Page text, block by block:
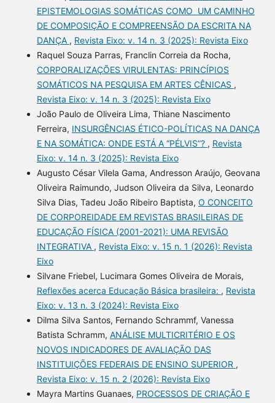
EPISTEMOLOGIAS SOMÁTICAS COMO UM CAMINHO
DE COMPOSIÇÃO E COMPREENSÃO DA ESCRITA NA
DANÇA , Revista Eixo: v. 14 n. 3 (2025): Revista Eixo
Raquel Souza Parras, Franclin Correia da Rocha,
CORPORALIZAÇÕES VIRULENTAS: PRINCÍPIOS
SOMÁTICOS NA PESQUISA EM ARTES CÊNICAS ,
Revista Eixo: v. 14 n. 3 (2025): Revista Eixo
João Paulo de Oliveira Lima, Thiane Nascimento
Ferreira, INSURGÊNCIAS ÉTICO-POLÍTICAS NA DANÇA
E NA SOMÁTICA: ONDE ESTÁ A “PÉLVIS”? , Revista
Eixo: v. 14 n. 3 (2025): Revista Eixo
Augusto César Vilela Gama, Andresson Araújo, Geovana
Oliveira Raimundo, Judson Oliveira da Silva, Leonardo
Silva Dias, Tadeu João Ribeiro Baptista, O CONCEITO
DE CORPOREIDADE EM REVISTAS BRASILEIRAS DE
EDUCAÇÃO FÍSICA (2001-2021): UMA REVISÃO
INTEGRATIVA , Revista Eixo: v. 15 n. 1 (2026): Revista
Eixo
Silvane Friebel, Lucimara Gomes Oliveira de Morais,
Reflexões acerca Educação Básica brasileira: , Revista
Eixo: v. 13 n. 3 (2024): Revista Eixo
Dilma Silva Santos, Fernando Schrammf, Vanessa
Batista Schramm, ANÁLISE MULTICRITÉRIO E OS
NOVOS INDICADORES DE AVALIAÇÃO DAS
INSTITUIÇÕES FEDERAIS DE ENSINO SUPERIOR ,
Revista Eixo: v. 15 n. 2 (2026): Revista Eixo
Mayra Martins Guanaes, PROCESSOS DE CRIAÇÃO E